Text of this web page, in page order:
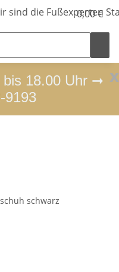
0,00 €
x
bis 18.00 Uhr ➞
9193